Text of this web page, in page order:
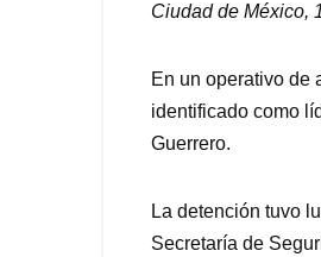
Ciudad de México,
En un operativo de
identificado como
Guerrero.
La detención tuvo
Secretaría de